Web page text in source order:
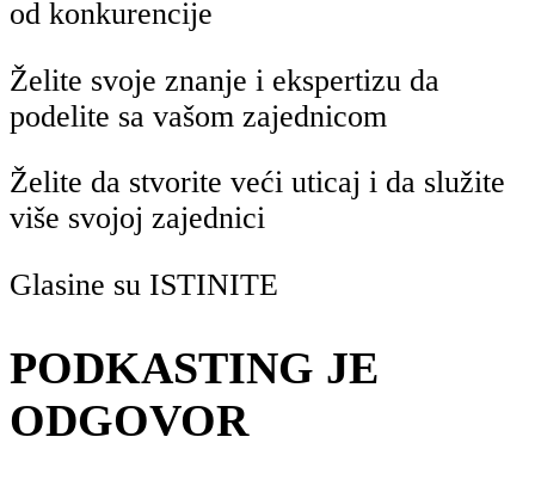
od konkurencije
Želite svoje znanje i ekspertizu da
podelite sa vašom zajednicom
Želite da stvorite veći uticaj i da služite
više svojoj zajednici
Glasine su ISTINITE
PODKASTING JE
ODGOVOR